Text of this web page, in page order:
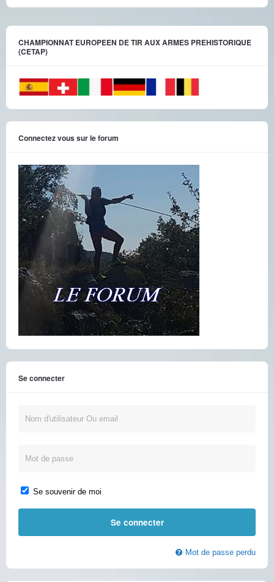
CHAMPIONNAT EUROPEEN DE TIR AUX ARMES PREHISTORIQUE
(CETAP)
Connectez vous sur le forum
Se connecter
Se souvenir de moi
Mot de passe perdu